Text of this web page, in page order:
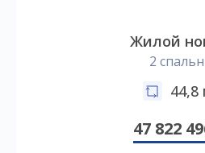
Жилой
2
44,8
47 822